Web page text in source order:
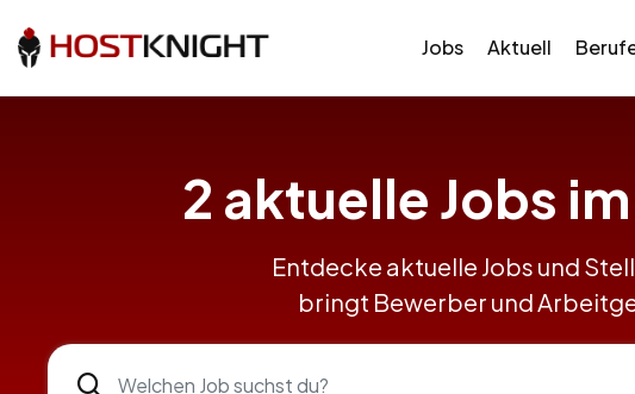
Jobs Aktuell
2 aktuelle Jobs
Entdecke aktuelle Jobs und
bringt Bewerber und